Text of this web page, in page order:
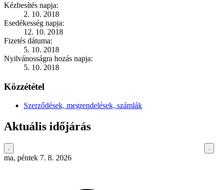
Kézbesítés napja:
2. 10. 2018
Esedékesség napja:
12. 10. 2018
Fizetés dátuma:
5. 10. 2018
Nyilvánosságra hozás napja:
5. 10. 2018
Közzététel
Szerződések, megrendelések, számlák
Aktuális időjárás
ma, péntek 7. 8. 2026